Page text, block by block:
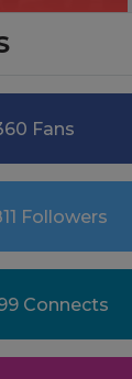
Fans
Followers
Connects